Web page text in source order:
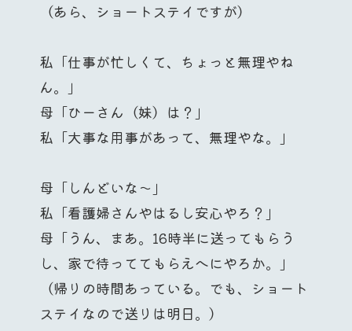
（あら、ショートステイですが）
私「仕事が忙しくて、ちょっと無理やね
ん。」
母「ひーさん（妹）は？」
私「大事な用事があって、無理やな。」
母「しんどいな〜」
私「看護婦さんやはるし安心やろ？」
母「うん、まあ。16時半に送ってもらう
し、家で待っててもらえへにやろか。」
（帰りの時間あっている。でも、ショート
ステイなので送りは明日。）